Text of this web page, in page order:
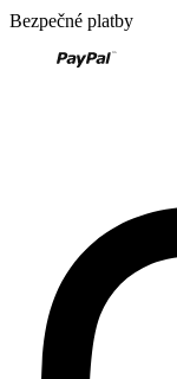
Bezpečné platby